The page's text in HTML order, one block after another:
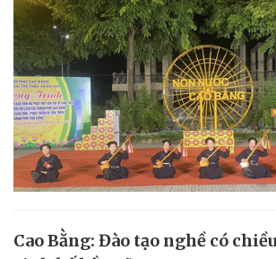
Cao Bằng: Đào tạo nghề có